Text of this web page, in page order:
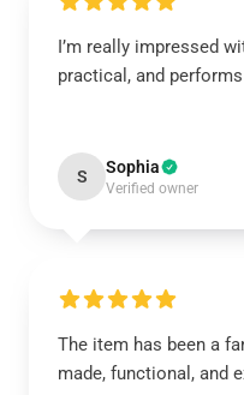
I’m really impressed
practical, and
S Sophia
Verified owner
The item has been a
made, functional, and